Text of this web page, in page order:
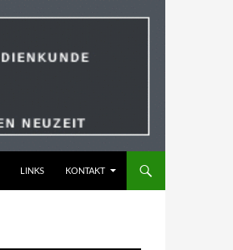
LINKS KONTAKT